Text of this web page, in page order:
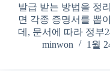
발급 받는 방법을 정
면 각종 증명서를 뽑
데, 문서에 따라 정부
minwon
1월